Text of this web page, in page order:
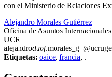
con el Ministerio de Relaciones
Alejandro Morales Gutiérrez
Oficina de Asuntos
UCR
alejandroduof.morales_g @ucr
Etiquetas: oaice, francia, .